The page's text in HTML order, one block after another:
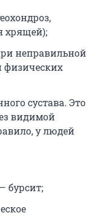
хрящей);
неправильной
физических
сустава. Это
видимой
у людей
бурсит;